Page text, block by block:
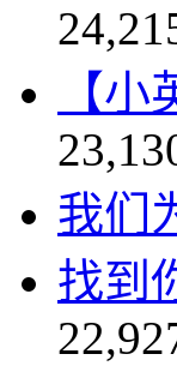
【
我们
找到